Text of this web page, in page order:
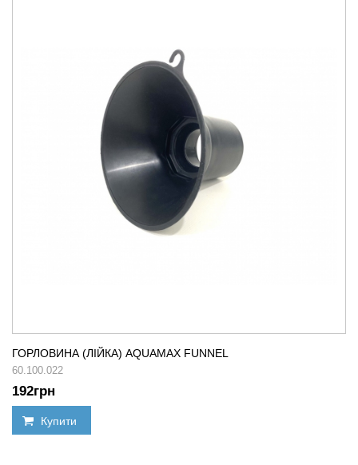
ГОРЛОВИНА (ЛІЙКА) AQUAMAX FUNNEL
60.100.022
192грн
Купити